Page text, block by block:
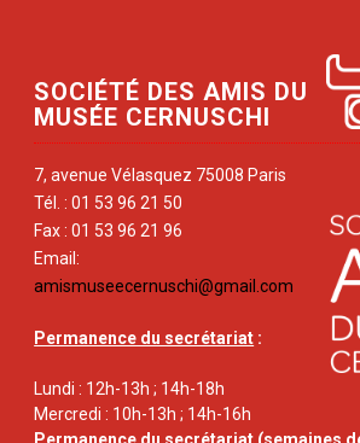
SOCIÉTÉ DES AMIS DU
MUSÉE CERNUSCHI
7, avenue Vélasquez 75008 Paris
Tél. : 01 53 96 21 50
Fax : 01 53 96 21 96
Email:
amismuseecernuschi@gmail.com
Permanence du secrétariat :
Lundi : 12h-13h ; 14h-18h
Mercredi : 10h-13h ; 14h-16h
Permanence du secrétariat (semaines